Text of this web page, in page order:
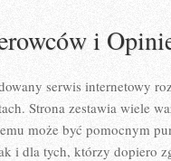
i
serwis internetowy
Strona zestawia wiele
może być pomocnym
i dla tych, którzy dopiero